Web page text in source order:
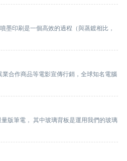
墨印刷是一個高效的過程（與蒸鍍相比，
合作商品等電影宣傳行銷，全球知名電腦
版筆電， 其中玻璃背板是運用我們的玻璃